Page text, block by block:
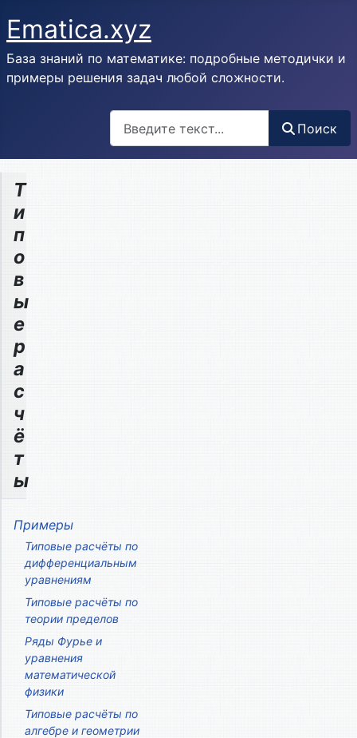
Ematica.xyz
База знаний по математике: подробные методички и
примеры решения задач любой сложности.
Поиск
Т
и
п
о
в
ы
е
р
а
с
ч
ё
т
ы
Примеры
Типовые расчёты по
дифференциальным
уравнениям
Типовые расчёты по
теории пределов
Ряды Фурье и
уравнения
математической
физики
Типовые расчёты по
алгебре и геометрии